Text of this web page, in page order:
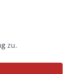
zu.